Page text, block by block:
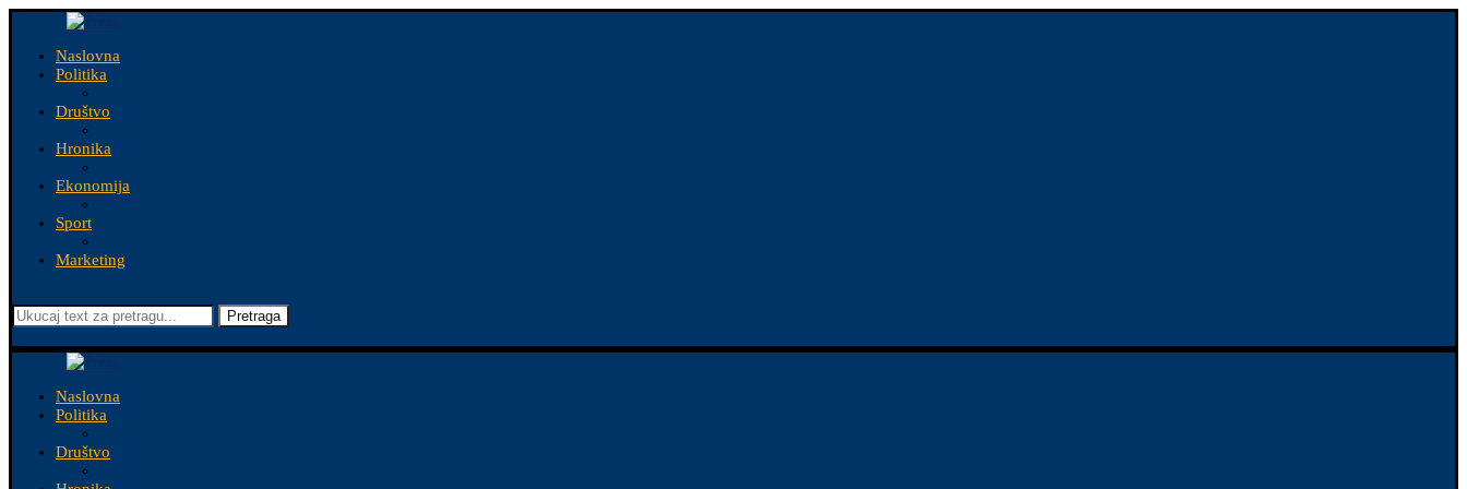
Naslovna
Politika
Društvo
Hronika
Ekonomija
Sport
Marketing
Pretraga
Naslovna
Politika
Društvo